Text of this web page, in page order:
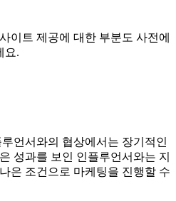
이트 제공에 대한 부분도 사전에
요.
루언서와의 협상에서는 장기적인
성과를 보인 인플루언서와는 지
은 조건으로 마케팅을 진행할 수